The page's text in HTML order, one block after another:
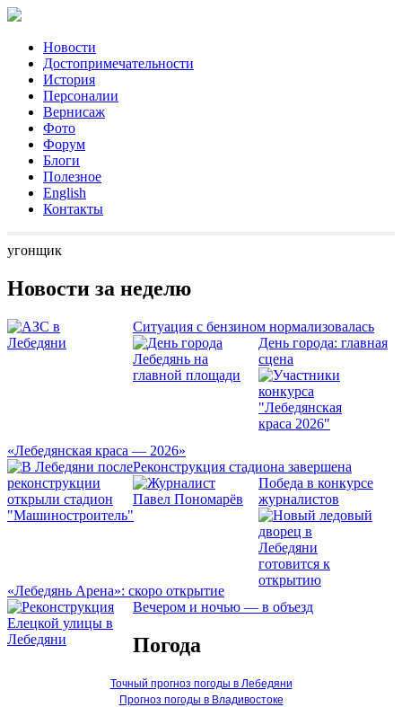
Новости
Достопримечательности
История
Персоналии
Вернисаж
Фото
Форум
Блоги
Полезное
English
Контакты
угонщик
Новости за неделю
Ситуация с бензином нормализовалась
День города: главная
сцена
«Лебедянская краса — 2026»
Реконструкция стадиона завершена
Победа в конкурсе
журналистов
«Лебедянь Арена»: скоро открытие
Вечером и ночью — в объезд
Погода
Точный прогноз погоды в Лебедяни
Прогноз погоды в Владивостоке